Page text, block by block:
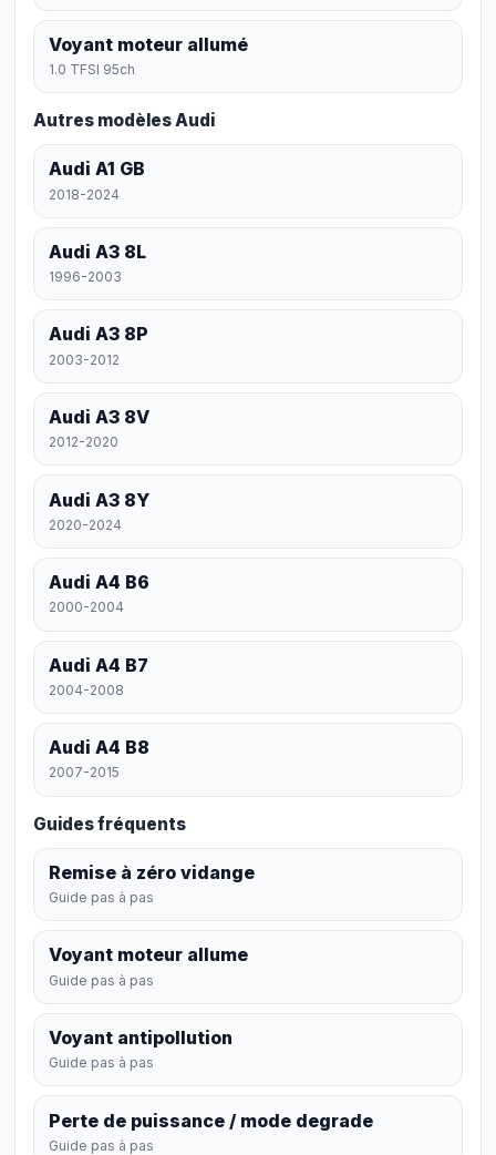
Voyant moteur allumé
1.0 TFSI 95ch
Autres modèles Audi
Audi A1 GB
2018-2024
Audi A3 8L
1996-2003
Audi A3 8P
2003-2012
Audi A3 8V
2012-2020
Audi A3 8Y
2020-2024
Audi A4 B6
2000-2004
Audi A4 B7
2004-2008
Audi A4 B8
2007-2015
Guides fréquents
Remise à zéro vidange
Guide pas à pas
Voyant moteur allume
Guide pas à pas
Voyant antipollution
Guide pas à pas
Perte de puissance / mode degrade
Guide pas à pas